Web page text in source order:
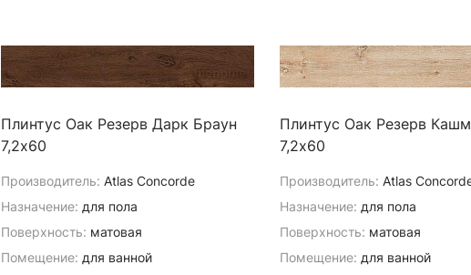
Плинтус Оак Резерв Дарк Браун
7,2х60
Производитель: Atlas Concorde
Назначение: для пола
Поверхность: матовая
Помещение: для ванной
Плинтус Оак Резерв
7,2х60
Производитель: Atlas
Назначение: для пола
Поверхность: матовая
Помещение: для ванной